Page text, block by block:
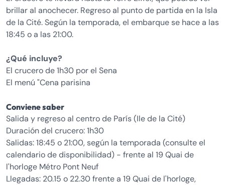
brillar al anochecer. Regreso al punto de partida en la Isla
de la Cité. Según la temporada, el embarque se hace a las
18:45 o a las 21:00.
¿Qué incluye?
El crucero de 1h30 por el Sena
El menú "Cena parisina
Conviene saber
Salida y regreso al centro de París (Ile de la Cité)
Duración del crucero: 1h30
Salidas: 18:45 o 21:00, según la temporada (consulte el
calendario de disponibilidad) - frente al 19 Quai de
l'horloge Métro Pont Neuf
Llegadas: 20.15 o 22.30 frente a 19 Quai de l'horloge,